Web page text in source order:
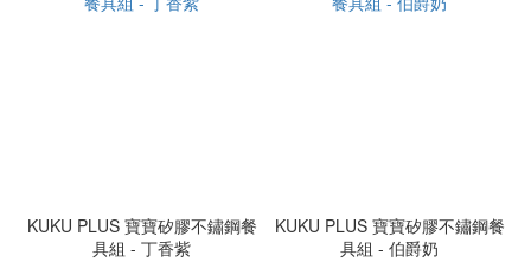
KUKU PLUS 寶寶矽膠不鏽鋼餐
具組 - 丁香紫
KUKU PLUS 寶寶矽膠不鏽鋼餐
具組 - 伯爵奶